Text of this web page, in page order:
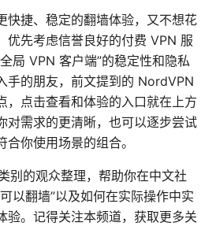
快捷、稳定的翻墙体验，又不想花
优先考虑信誉良好的付费 VPN 服
局 VPN 客户端”的稳定性和隐私
手的朋友，前文提到的 NordVPN
，点击查看和体验的入口就在上方
对需求的更清晰，也可以逐步尝试
你使用场景的组合。
别的观众整理，帮助你在中文社
以翻墙”以及如何在实际操作中实
验。记得关注本频道，获取更多关